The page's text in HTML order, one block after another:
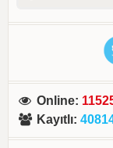
Online:
Kayıtlı: